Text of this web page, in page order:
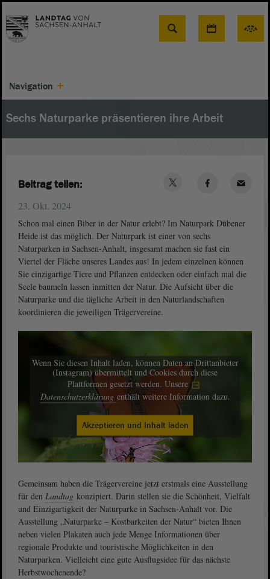
Suche
Navigation
Sechs Naturparke präsentieren ihre Arbeit
23. Okt. 2024
Schon mal einen Biber in der Natur erlebt? Im Naturpark Dübener
Heide ist das möglich. Der Naturpark ist einer von sechs
Naturparken in Sachsen-Anhalt, insgesamt machen sie fast ein
Viertel der Fläche unseres Landes aus! In jedem einzelnen können
Sie einzigartige Tiere und Pflanzen entdecken oder einfach mal die
Seele baumeln lassen inmitten der Natur. Die Aufsicht über die
Naturparke und die tägliche Arbeit in den Naturlandschaften
koordinieren die jeweiligen Trägervereine.
Wenn Sie diesen Inhalt laden, können Daten an Drittanbieter
(Instagram) übermittelt und Cookies durch diese
Plattformen gesetzt werden. Unsere
Datenschutzerklärung enthält weitere Information dazu.
Akzeptieren und Inhalt laden
Gemeinsam haben die Trägervereine jetzt erstmals eine Ausstellung
für den Landtag konzipiert. Darin stellen sie die Schönheit, Vielfalt
und Einzigartigkeit der Naturparke in Sachsen-Anhalt vor. Die
Ausstellung „Naturparke – Kostbarkeiten der Natur“ bieten Ihnen
neben vielen Plakaten auch jede Menge Informationen über
regionale Produkte und touristische Möglichkeiten in den
Naturparken. Vielleicht eine gute Ausflugsidee für das nächste
Herbstwochenende?
Beitrag teilen: